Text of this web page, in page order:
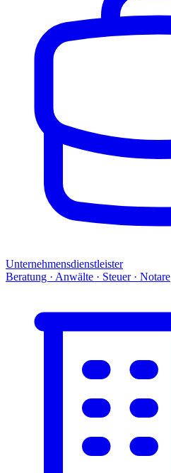
Unternehmensdienstleister
Beratung · Anwälte · Steuer · Notare